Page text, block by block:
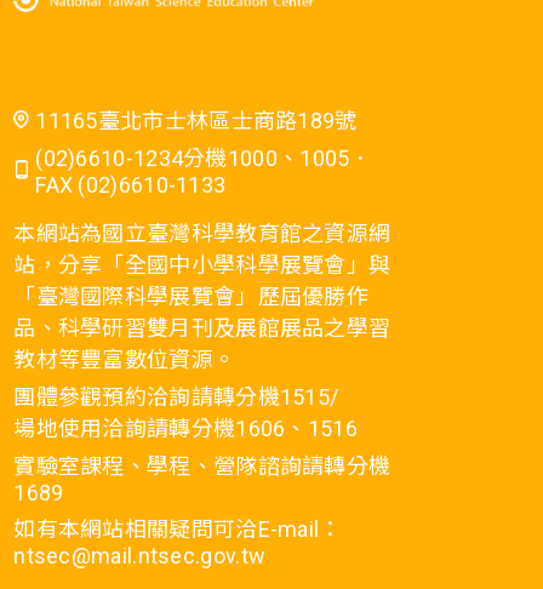
11165臺北市士林區士商路189號
(02)6610-1234分機1000、1005．
FAX (02)6610-1133
本網站為國立臺灣科學教育館之資源網
站，分享「全國中小學科學展覽會」與
「臺灣國際科學展覽會」歷屆優勝作
品、科學研習雙月刊及展館展品之學習
教材等豐富數位資源。
團體參觀預約洽詢請轉分機1515/
場地使用洽詢請轉分機1606、1516
實驗室課程、學程、營隊諮詢請轉分機
1689
如有本網站相關疑問可洽E-mail：
ntsec@mail.ntsec.gov.tw